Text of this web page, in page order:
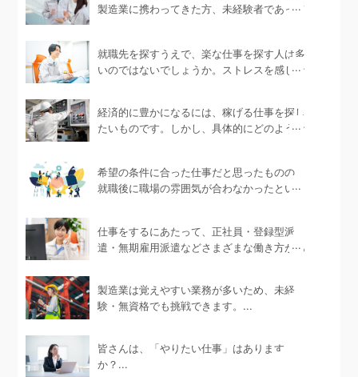
製造業に携わってきた方、未経験者であって
就職先を探すうえで、楽な仕事を探す人は多
いのではないでしょうか。ストレスを感じな
経済的に豊かになるには、稼げる仕事を探し
たいものです。しかし、具体的にどのような
希望の条件に合った仕事だと思ったものの、
就職後に職場の雰囲気が合わなかったという
仕事をするにあたって、正社員・登録型派
遣・無期雇用派遣などさまざまな働き方があ
製造業は覚えやすい業務が多いため、未経
験・無資格でも挑戦できます。...
皆さんは、「やりたい仕事」はあります
か？...